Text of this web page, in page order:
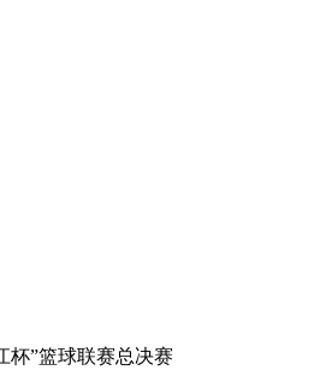
杯”篮球联赛总决赛